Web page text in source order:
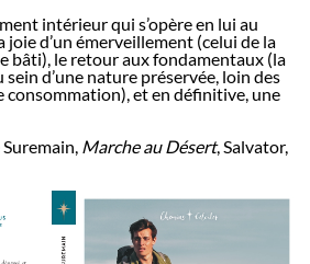
intérieur qui s’opère en lui au
joie d’un émerveillement (celui de la
bâti), le retour aux fondamentaux (la
d’une nature préservée, loin des
consommation), et en définitive, une
Marche au Désert, Salvator,